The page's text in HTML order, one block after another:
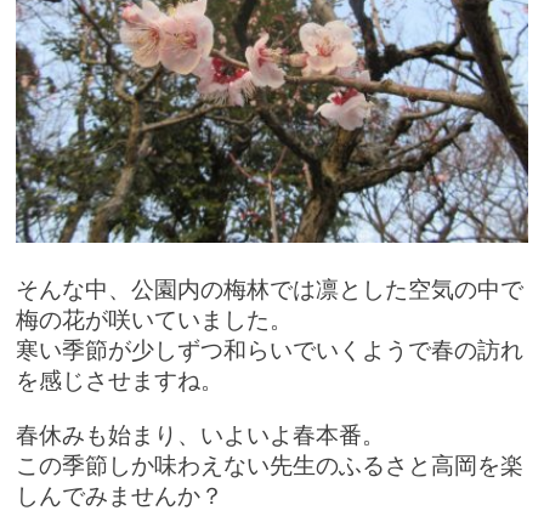
そんな中、公園内の梅林では凛とした空気の中で
梅の花が咲いていました。
寒い季節が少しずつ和らいでいくようで春の訪れ
を感じさせますね。
春休みも始まり、いよいよ春本番。
この季節しか味わえない先生のふるさと高岡を楽
しんでみませんか？